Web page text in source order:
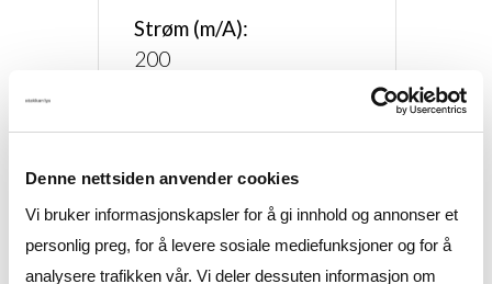
Denne nettsiden anvender cookies
Vi bruker informasjonskapsler for å gi innhold og annonser et
personlig preg, for å levere sosiale mediefunksjoner og for å
analysere trafikken vår. Vi deler dessuten informasjon om
Strøm (m/A):
200
Aluminium
Dimensjoner:
Se datablad
Nettovekt (kg):
0,420/0,685